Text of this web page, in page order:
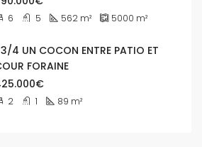
6 5 562 m² 5000 m²
4 UN COCON ENTRE PATIO ET
FORAINE
2 1 89 m²